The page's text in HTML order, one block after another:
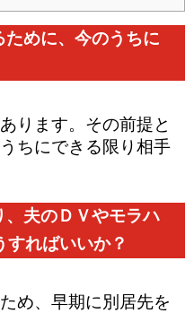
ために、今のうちに
ります。その前提と
ちにできる限り相手
夫のＤＶやモラハ
ればいいか？
め、早期に別居先を